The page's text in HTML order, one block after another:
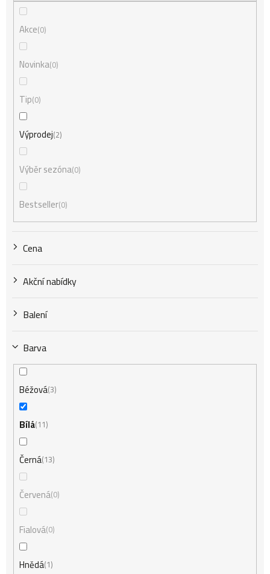
d
u
k
t
Akce 0
Novinka 0
Tip 0
Výprodej 2
Výběr sezóna 0
Bestseller 0
Cena
Akční nabídky
Balení
Barva
Béžová3
Bílá 11
Černá 13
Červená 0
Fialová 0
Hnědá 1